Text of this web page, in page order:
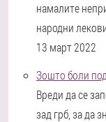
намалите
народни
13 март 2022
Зошто боли
Вреди да се
зад грб, за да